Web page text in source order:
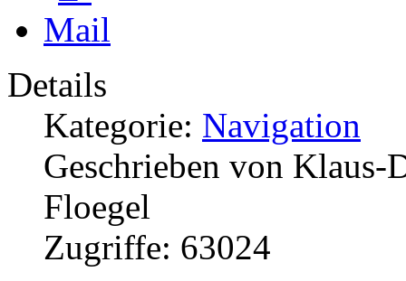
Details
Kategorie: Navigation
Geschrieben von Klaus-
Floegel
Zugriffe: 63024